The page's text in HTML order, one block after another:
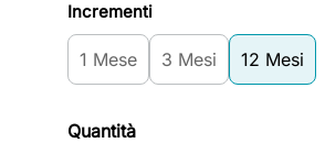
Incrementi
1 Mese 3 Mesi 12 Mesi
Quantità